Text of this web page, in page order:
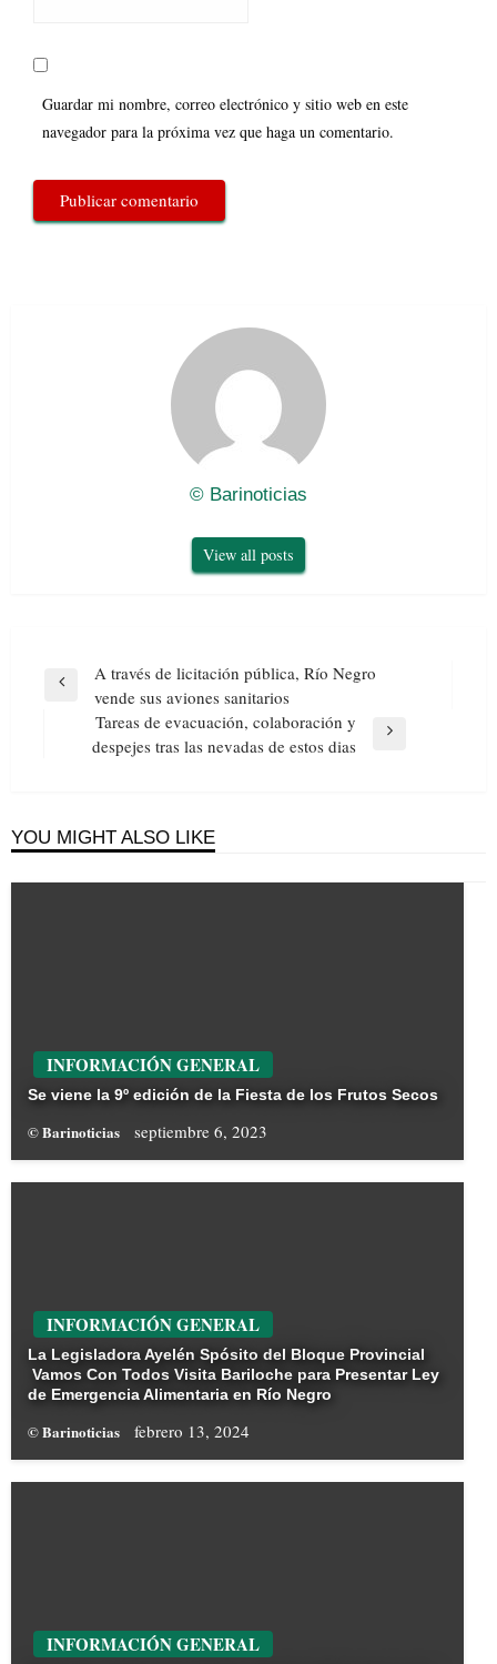
Guardar mi nombre, correo electrónico y sitio web en este
navegador para la próxima vez que haga un comentario.
© Barinoticias
View all posts
Navegación
entradas
Previous
A través de licitación pública, Río Negro
vende sus aviones sanitarios
Next
Tareas de evacuación, colaboración y
despejes tras las nevadas de estos dias
YOU MIGHT ALSO LIKE
INFORMACIÓN GENERAL
Se viene la 9º edición de la Fiesta de los Frutos Secos
© Barinoticias septiembre 6, 2023
INFORMACIÓN GENERAL
La Legisladora Ayelén Spósito del Bloque Provincial
Vamos Con Todos Visita Bariloche para Presentar Ley
de Emergencia Alimentaria en Río Negro
© Barinoticias febrero 13, 2024
INFORMACIÓN GENERAL